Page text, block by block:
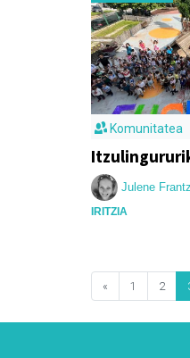
Komunitatea
Julene
IRITZIA
« 1 2